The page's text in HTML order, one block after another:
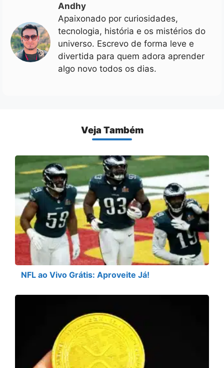
Andhy
Apaixonado por curiosidades,
tecnologia, história e os mistérios do
universo. Escrevo de forma leve e
divertida para quem adora aprender
algo novo todos os dias.
Veja Também
NFL ao Vivo Grátis: Aproveite Já!